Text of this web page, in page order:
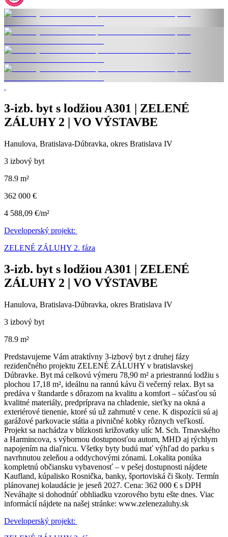
3-izb. byt s lodžiou A301 | ZELENÉ
ZÁLUHY 2 | VO VÝSTAVBE
Hanulova, Bratislava-Dúbravka, okres Bratislava IV
3 izbový byt
78.9 m²
362 000 €
4 588,09 €/m²
Developerský projekt:
ZELENÉ ZÁLUHY 2. fáza
3-izb. byt s lodžiou A301 | ZELENÉ
ZÁLUHY 2 | VO VÝSTAVBE
Hanulova, Bratislava-Dúbravka, okres Bratislava IV
3 izbový byt
78.9 m²
Predstavujeme Vám atraktívny 3-izbový byt z druhej fázy
rezidenčného projektu ZELENÉ ZÁLUHY v bratislavskej
Dúbravke. Byt má celkovú výmeru 78,90 m² a priestrannú lodžiu s
plochou 17,18 m², ideálnu na rannú kávu či večerný relax. Byt sa
predáva v štandarde s dôrazom na kvalitu a komfort – súčasťou sú
kvalitné materiály, predpríprava na chladenie, sieťky na okná a
exteriérové tienenie, ktoré sú už zahrnuté v cene. K dispozícii sú aj
garážové parkovacie státia a pivničné kobky rôznych veľkostí.
Projekt sa nachádza v blízkosti križovatky ulíc M. Sch. Trnavského
a Harmincova, s výbornou dostupnosťou autom, MHD aj rýchlym
napojením na diaľnicu. Všetky byty budú mať výhľad do parku s
navrhnutou zeleňou a oddychovými zónami. Lokalita ponúka
kompletnú občiansku vybavenosť – v pešej dostupnosti nájdete
Kaufland, kúpalisko Rosnička, banky, športoviská či školy. Termín
plánovanej kolaudácie je jeseň 2027. Cena: 362 000 € s DPH
Neváhajte si dohodnúť obhliadku vzorového bytu ešte dnes. Viac
informácií nájdete na našej stránke: www.zelenezaluhy.sk
Developerský projekt: